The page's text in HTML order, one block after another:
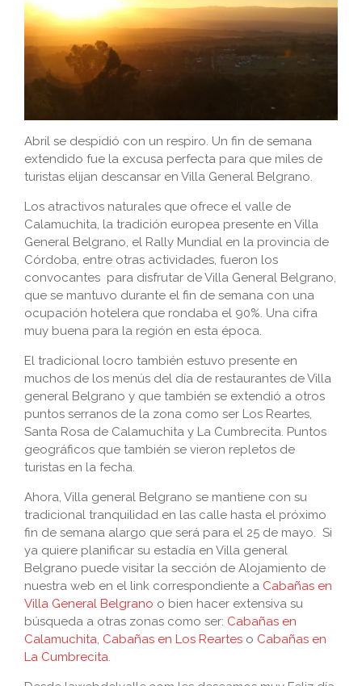
Abril se despidió con un respiro. Un fin de semana
extendido fue la excusa perfecta para que miles de
turistas elijan descansar en Villa General Belgrano.
Los atractivos naturales que ofrece el valle de
Calamuchita, la tradición europea presente en Villa
General Belgrano, el Rally Mundial en la provincia de
Córdoba, entre otras actividades, fueron los
convocantes para disfrutar de Villa General Belgrano,
que se mantuvo durante el fin de semana con una
ocupación hotelera que rondaba el 90%. Una cifra
muy buena para la región en esta época.
El tradicional locro también estuvo presente en
muchos de los menús del día de restaurantes de Villa
general Belgrano y que también se extendió a otros
puntos serranos de la zona como ser Los Reartes,
Santa Rosa de Calamuchita y La Cumbrecita. Puntos
geográficos que también se vieron repletos de
turistas en la fecha.
Ahora, Villa general Belgrano se mantiene con su
tradicional tranquilidad en las calle hasta el próximo
fin de semana alargo que será para el 25 de mayo. Si
ya quiere planificar su estadía en Villa general
Belgrano puede visitar la sección de Alojamiento de
nuestra web en el link correspondiente a Cabañas en
Villa General Belgrano o bien hacer extensiva su
búsqueda a otras zonas como ser: Cabañas en
Calamuchita, Cabañas en Los Reartes o Cabañas en
La Cumbrecita.